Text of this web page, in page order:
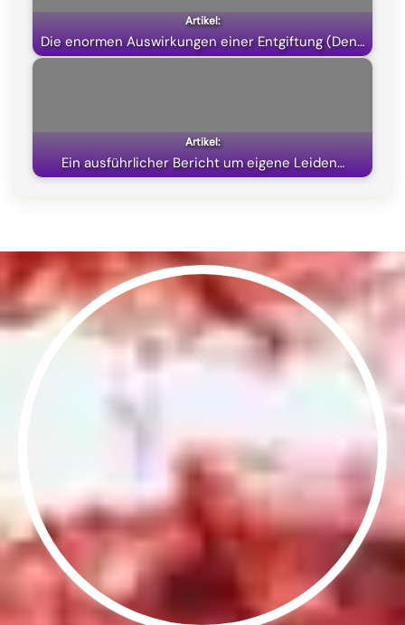
Die enormen Auswirkungen einer Entgiftung (Den…
Ein ausführlicher Bericht um eigene Leiden…